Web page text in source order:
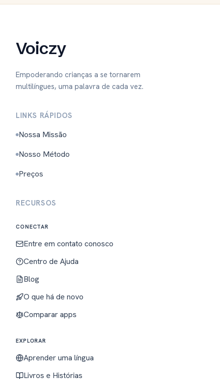
Voiczy
Empoderando crianças a se tornarem
multilíngues, uma palavra de cada vez.
LINKS RÁPIDOS
Nossa Missão
Nosso Método
Preços
RECURSOS
CONECTAR
Entre em contato conosco
Centro de Ajuda
Blog
O que há de novo
Comparar apps
EXPLORAR
Aprender uma língua
Livros e Histórias